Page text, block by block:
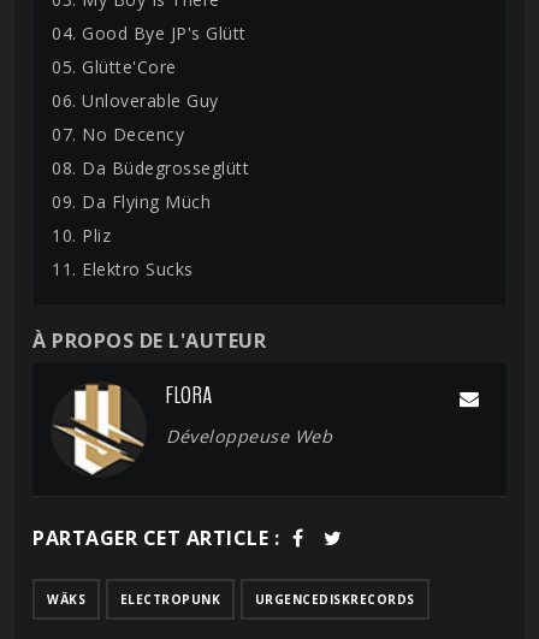
04. Good Bye JP's Glütt
05. Glütte'Core
06. Unloverable Guy
07. No Decency
08. Da Büdegrosseglütt
09. Da Flying Müch
10. Pliz
11. Elektro Sucks
À PROPOS DE L'AUTEUR
FLORA
Développeuse Web
PARTAGER CET ARTICLE :
WÄKS ELECTROPUNK URGENCEDISKRECORDS